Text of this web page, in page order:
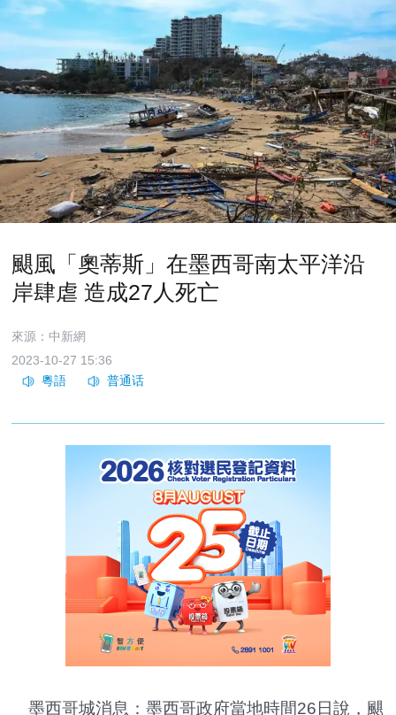
颶風「奧蒂斯」在墨西哥南太平洋沿
岸肆虐 造成27人死亡
來源：中新網
2023-10-27 15:36
墨西哥城消息：墨西哥政府當地時間26日說，颶